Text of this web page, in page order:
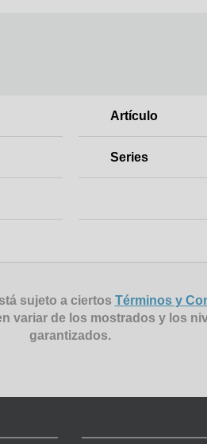
Artículo
Series
sujeto a ciertos Términos y
variar de los mostrados y los
garantizados.